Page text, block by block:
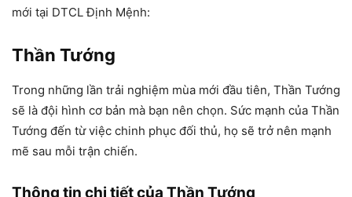
mới tại DTCL Định Mệnh:
Thần Tướng
Trong những lần trải nghiệm mùa mới đầu tiên, Thần Tướng
sẽ là đội hình cơ bản mà bạn nên chọn. Sức mạnh của Thần
Tướng đến từ việc chinh phục đối thủ, họ sẽ trở nên mạnh
mẽ sau mỗi trận chiến.
Thông tin chi tiết của Thần Tướng